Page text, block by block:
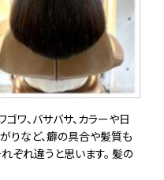
ワ、バサバサ、カラーや日
りなど、癖の具合や髪質も
ぞれ違うと思います。 髪の